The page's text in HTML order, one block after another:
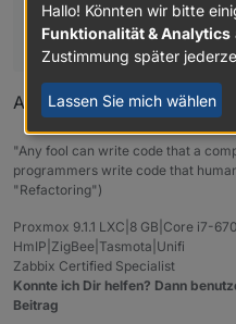
an der Oberfläche
Root an
An welcher "Oberfläche"?
"Any fool can write code that a
programmers write code that
"Refactoring")
Proxmox 9.1.1 LXC|8 GB|Core i7-
HmIP|ZigBee|Tasmota|Unifi
Zabbix Certified Specialist
Konnte ich Dir helfen? Dann
Beitrag
Hallo! Könnten wir bitte
Funktionalität & Analytics
Zustimmung später
Lassen Sie mich wählen